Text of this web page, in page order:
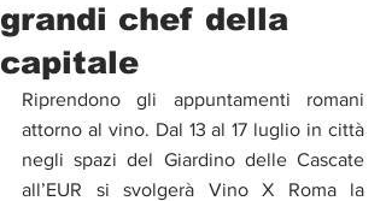
grandi chef della
capitale
Riprendono gli appuntamenti romani
attorno al vino. Dal 13 al 17 luglio in città
negli spazi del Giardino delle Cascate
all’EUR si svolgerà Vino X Roma la